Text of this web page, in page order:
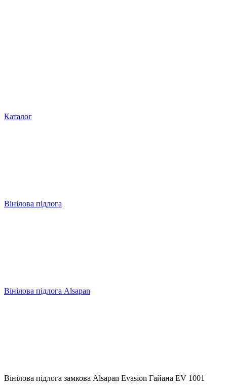
Каталог
Вінілова пiдлога
Вінілова пiдлога Alsapan
Вінілова пiдлога замкова Alsapan Evasion Гайана EV 1001